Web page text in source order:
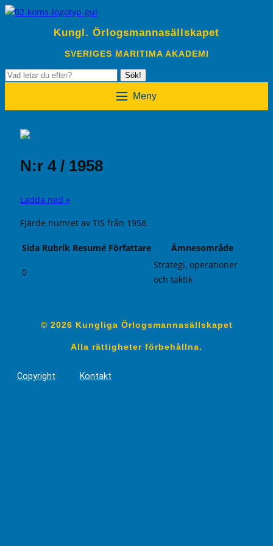
Kungl. Örlogsmannasällskapet
SVERIGES MARITIMA AKADEMI
Sök
Sök!
Meny
N:r 4 / 1958
Ladda ned »
Fjärde numret av TiS från 1958.
Sida Rubrik Resumé Författare Ämnesområde
0
Strategi, operationer
och taktik
© 2026 Kungliga Örlogsmannasällskapet
Alla rättigheter förbehållna.
Copyright Kontakt